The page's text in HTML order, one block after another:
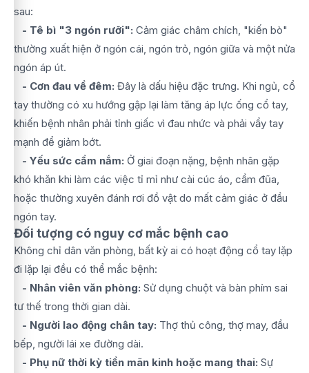
sau:
- Tê bì "3 ngón rưỡi": Cảm giác châm chích, "kiến bò"
thường xuất hiện ở ngón cái, ngón trỏ, ngón giữa và một nửa
ngón áp út.
- Cơn đau về đêm: Đây là dấu hiệu đặc trưng. Khi ngủ, cổ
tay thường có xu hướng gập lại làm tăng áp lực ống cổ tay,
khiến bệnh nhân phải tỉnh giấc vì đau nhức và phải vẩy tay
mạnh để giảm bớt.
- Yếu sức cầm nắm: Ở giai đoạn nặng, bệnh nhân gặp
khó khăn khi làm các việc tỉ mỉ như cài cúc áo, cầm đũa,
hoặc thường xuyên đánh rơi đồ vật do mất cảm giác ở đầu
ngón tay.
Đối tượng có nguy cơ mắc bệnh cao
Không chỉ dân văn phòng, bất kỳ ai có hoạt động cổ tay lặp
đi lặp lại đều có thể mắc bệnh:
- Nhân viên văn phòng: Sử dụng chuột và bàn phím sai
tư thế trong thời gian dài.
- Người lao động chân tay: Thợ thủ công, thợ may, đầu
bếp, người lái xe đường dài.
- Phụ nữ thời kỳ tiền mãn kinh hoặc mang thai: Sự